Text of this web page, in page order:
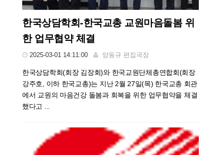
한국상담학회-한국교총 교원마음돌봄 위
한 업무협약 체결
2025-03-01 14:11:00 양동규 편집국장
한국상담학회(회장 김장회)와 한국교원단체총연합회(회장
강주호, 이하 한국교총)는 지난 2월 27일(목) 한국교총 회관
에서 교원의 마음건강 돌봄과 회복을 위한 업무협약을 체결
했다고 ...